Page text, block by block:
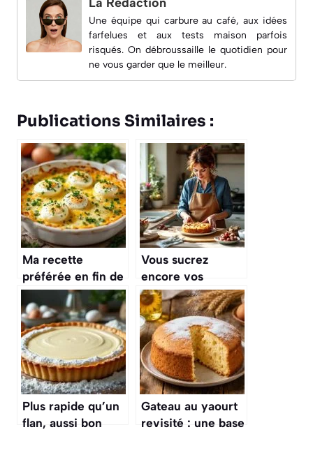
Une équipe qui carbure au café, aux idées
farfelues et aux tests maison parfois
risqués. On débroussaille le quotidien pour
ne vous garder que le meilleur.
Publications Similaires :
Ma recette
préférée en fin de
mois : le gratin
d’œufs durs :
économique,
gourmand plaît à
toute la famille
Vous sucrez
encore vos
gâteaux au sucre
blanc ? Cette
astuce toute
simple change
tout et étonne vos
invités
Plus rapide qu’un
flan, aussi bon
Gateau au yaourt
revisité : une base